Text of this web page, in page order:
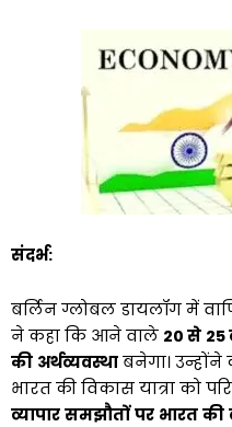
संदर्भ:
बर्लिन ग्लोबल डायलॉग में
ने कहा कि आने वाले 20 से 25
की अर्थव्यवस्था बनेगा।
भारत की विकास यात्रा को
व्यापार समझौतों पर भारत की